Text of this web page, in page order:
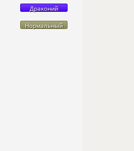
Драконий
Нормальный